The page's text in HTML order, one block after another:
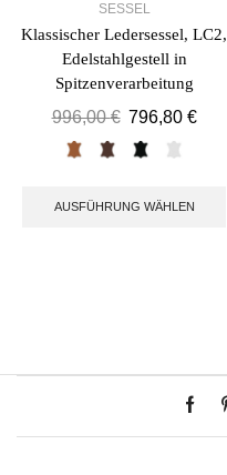
SESSEL
Klassischer Ledersessel, LC2,
Edelstahlgestell in
Spitzenverarbeitung
996,00€ 796,80 €
AUSFÜHRUNG WÄHLEN